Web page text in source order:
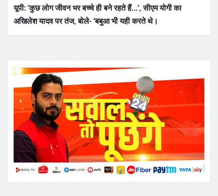
यूपी: ‘कुछ लोग जीवन भर बच्चे ही बने रहते हैं…’, सीएम योगी का
अखिलेश यादव पर तंज, बोले- ‘बबुआ भी यही करते थे।